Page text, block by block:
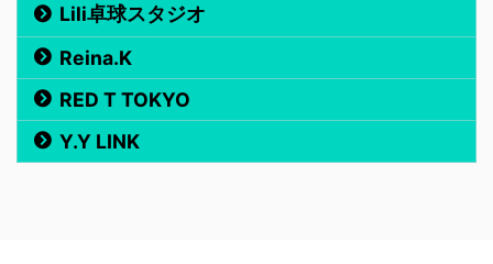
Lili卓球スタジオ
Reina.K
RED T TOKYO
Y.Y LINK